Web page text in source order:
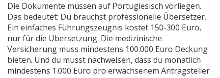
Die Dokumente müssen auf Portugiesisch vorliegen.
Das bedeutet: Du brauchst professionelle Übersetzer.
Ein einfaches Führungszeugnis kostet 150-300 Euro,
nur für die Übersetzung. Die medizinische
Versicherung muss mindestens 100.000 Euro Deckung
bieten. Und du musst nachweisen, dass du monatlich
mindestens 1.000 Euro pro erwachsenem Antragsteller